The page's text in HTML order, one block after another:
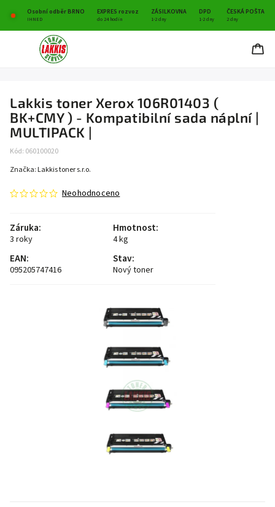
Osobní odběr BRNO EXPRES rozvoz ZÁSILKOVNA DPD ČESKÁ POŠTA
IHNED do 24 hodin 1-2 dny 1-2 dny 2 dny
Lakkis toner Xerox 106R01403 (
BK+CMY ) - Kompatibilní sada náplní |
MULTIPACK |
Kód: 060100020
Neohodnoceno
Záruka:
3 roky
Hmotnost:
4 kg
EAN:
095205747416
Stav:
Nový toner
Značka: Lakkis toner s.r.o.